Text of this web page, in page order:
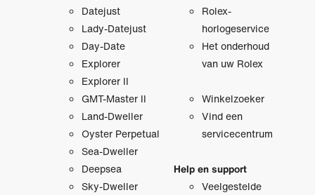
Datejust
Lady-Datejust
Day-Date
Explorer
Explorer II
GMT-Master II
Land-Dweller
Oyster Perpetual
Sea-Dweller
Deepsea
Sky-Dweller
Rolex-
horlogeservice
Het onderhoud
van uw Rolex
Winkelzoeker
Vind een
servicecentrum
Help en support
Veelgestelde